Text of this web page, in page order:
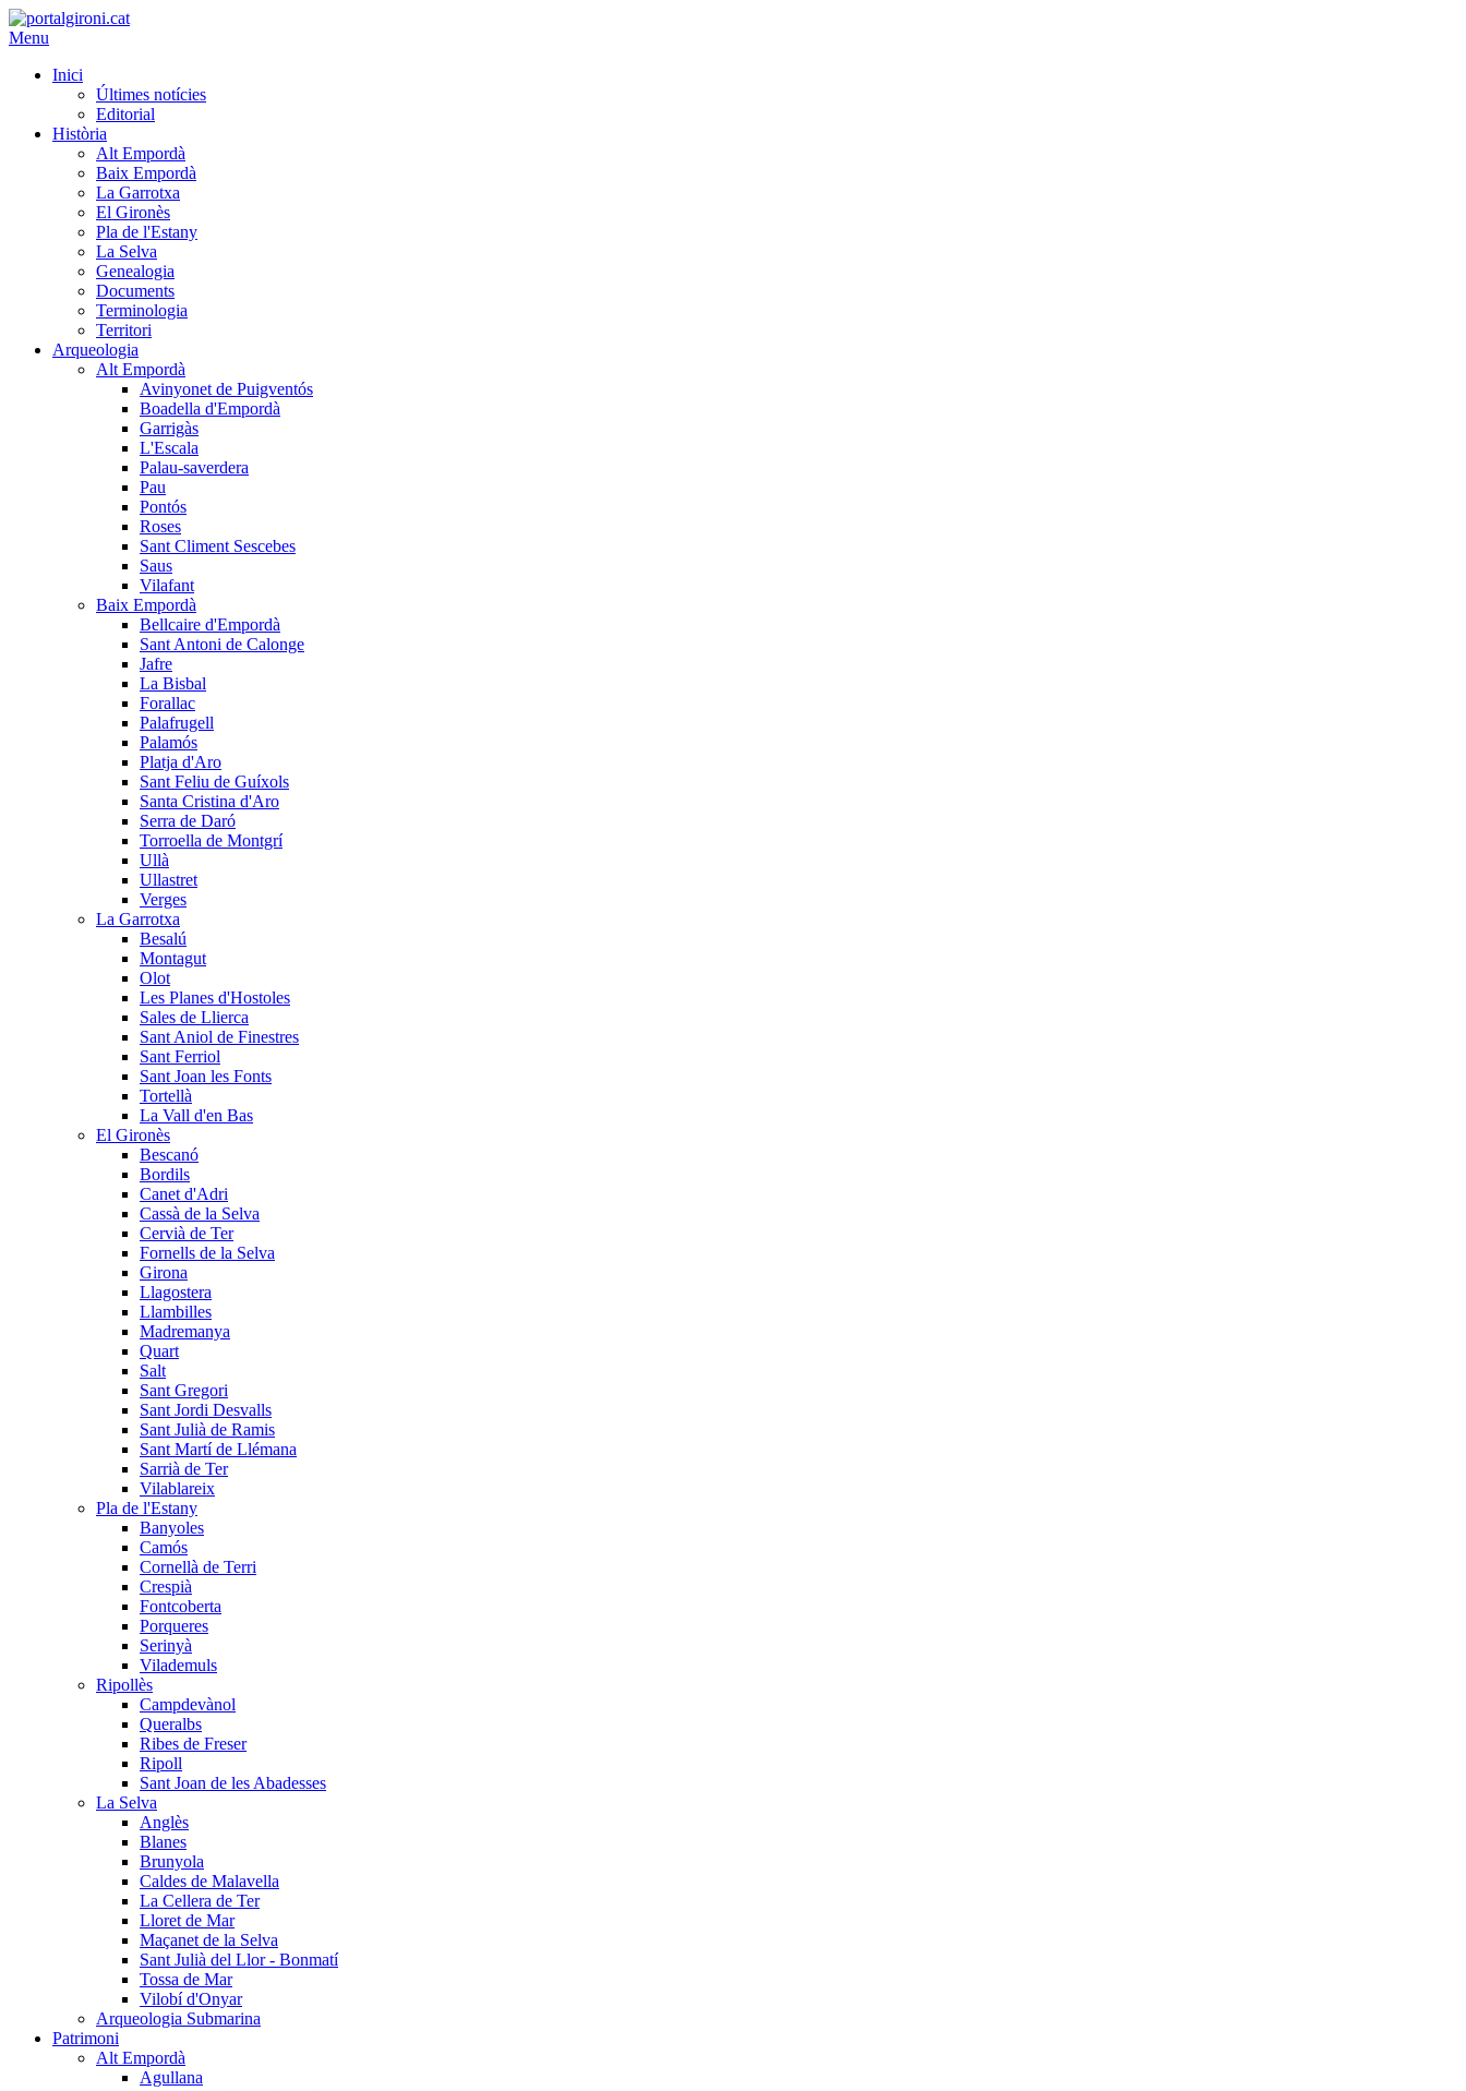
Menu
Inici
Últimes notícies
Editorial
Història
Alt Empordà
Baix Empordà
La Garrotxa
El Gironès
Pla de l'Estany
La Selva
Genealogia
Documents
Terminologia
Territori
Arqueologia
Alt Empordà
Avinyonet de Puigventós
Boadella d'Empordà
Garrigàs
L'Escala
Palau-saverdera
Pau
Pontós
Roses
Sant Climent Sescebes
Saus
Vilafant
Baix Empordà
Bellcaire d'Empordà
Sant Antoni de Calonge
Jafre
La Bisbal
Forallac
Palafrugell
Palamós
Platja d'Aro
Sant Feliu de Guíxols
Santa Cristina d'Aro
Serra de Daró
Torroella de Montgrí
Ullà
Ullastret
Verges
La Garrotxa
Besalú
Montagut
Olot
Les Planes d'Hostoles
Sales de Llierca
Sant Aniol de Finestres
Sant Ferriol
Sant Joan les Fonts
Tortellà
La Vall d'en Bas
El Gironès
Bescanó
Bordils
Canet d'Adri
Cassà de la Selva
Cervià de Ter
Fornells de la Selva
Girona
Llagostera
Llambilles
Madremanya
Quart
Salt
Sant Gregori
Sant Jordi Desvalls
Sant Julià de Ramis
Sant Martí de Llémana
Sarrià de Ter
Vilablareix
Pla de l'Estany
Banyoles
Camós
Cornellà de Terri
Crespià
Fontcoberta
Porqueres
Serinyà
Vilademuls
Ripollès
Campdevànol
Queralbs
Ribes de Freser
Ripoll
Sant Joan de les Abadesses
La Selva
Anglès
Blanes
Brunyola
Caldes de Malavella
La Cellera de Ter
Lloret de Mar
Maçanet de la Selva
Sant Julià del Llor - Bonmatí
Tossa de Mar
Vilobí d'Onyar
Arqueologia Submarina
Patrimoni
Alt Empordà
Agullana